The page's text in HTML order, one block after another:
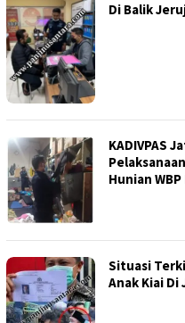
Di Balik
KADIVPAS
Hunian
Situasi
Anak Kiai Di